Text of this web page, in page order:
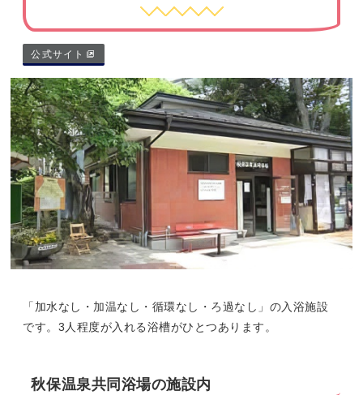
公式サイト
「加水なし・加温なし・循環なし・ろ過なし」の入浴施設
です。3人程度が入れる浴槽がひとつあります。
秋保温泉共同浴場の施設内